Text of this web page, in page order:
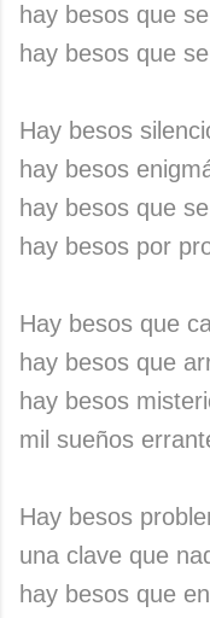
hay besos que
hay besos que
Hay besos
hay besos
hay besos que
hay besos por
Hay besos que
hay besos que
hay besos
mil sueños
Hay besos
una clave que
hay besos que